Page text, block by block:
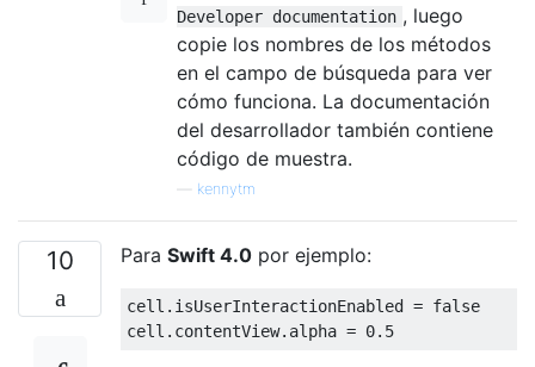
Developer documentation , luego
copie los nombres de los métodos
en el campo de búsqueda para ver
cómo funciona. La documentación
del desarrollador también contiene
código de muestra.
kennytm
10 Para Swift 4.0 por ejemplo:
cell . isUserInteractionEnabled = false
cell . contentView. alpha = 0.5